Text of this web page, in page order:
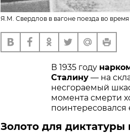
Я.М. Свердлов в вагоне поезда во время
В 1935 году
Сталину — на
несгораемый
момента смерти
Золото для диктатуры